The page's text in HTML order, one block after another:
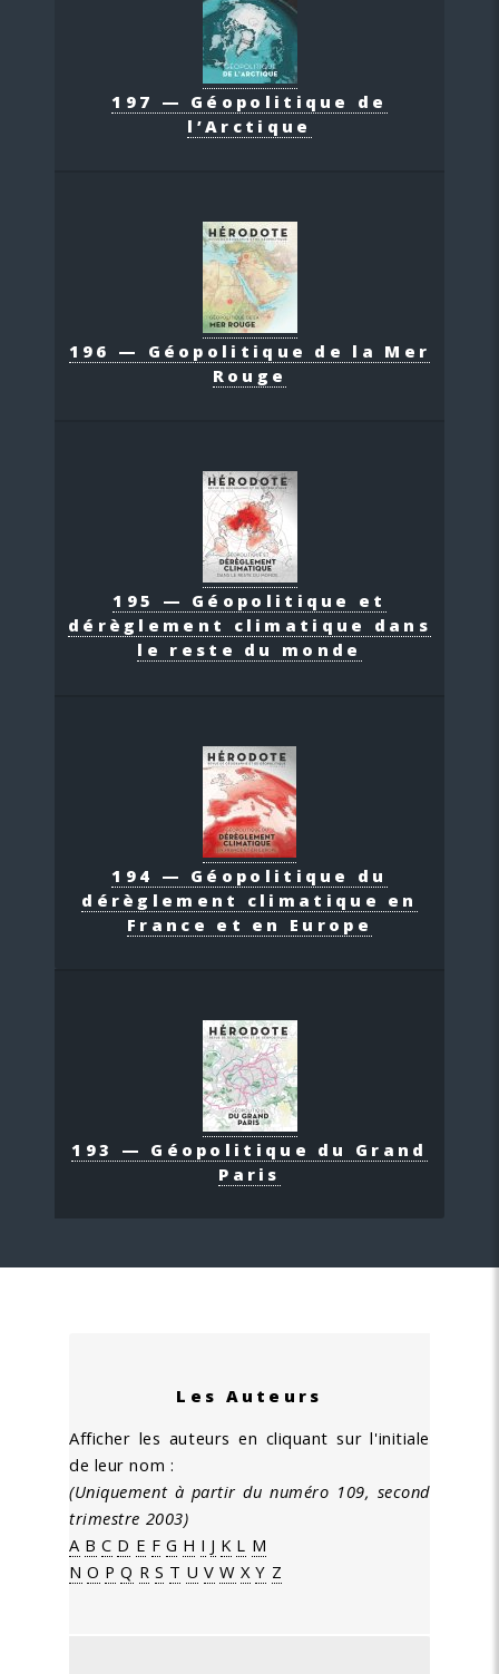
197 — Géopolitique de
l’Arctique
196 — Géopolitique de la Mer
Rouge
195 — Géopolitique et
dérèglement climatique dans
le reste du monde
194 — Géopolitique du
dérèglement climatique en
France et en Europe
193 — Géopolitique du Grand
Paris
Les Auteurs
Afficher les auteurs en cliquant sur l'initiale
de leur nom :
(Uniquement à partir du numéro 109, second
trimestre 2003)
A B C D E F G H I J K L M
N O P Q R S T U V W X Y Z